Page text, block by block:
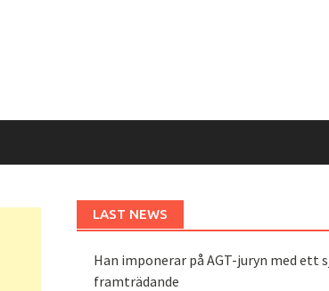
LAST NEWS
Han imponerar på AGT-juryn med ett
framträdande